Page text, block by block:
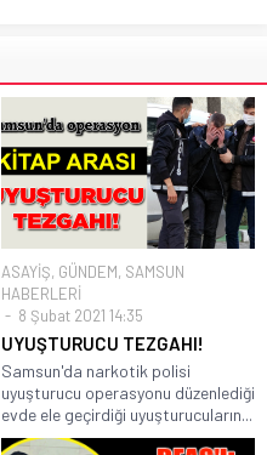
ASAYİŞ, GÜNDEM, SAMSUN
HABERLERİ
8 Şubat 2021 14:35
UYUŞTURUCU TEZGAHI!
Samsun'da narkotik polisi
uyuşturucu operasyonu düzenlediği
evde ele geçirdiği uyuşturucuların...